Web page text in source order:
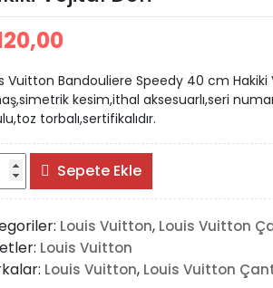
Vuitton Bandouliere Speedy 40 cm Hakiki
kesim,ithal aksesuarlı,seri
torbalı,sertifikalıdır.
Sepete Ekle
Louis Vuitton, Louis Vuitton
Louis Vuitton
Louis Vuitton, Louis Vuitton